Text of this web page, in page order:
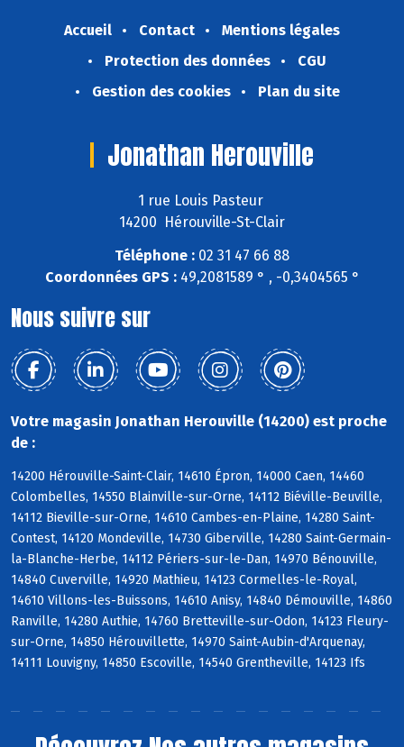
Accueil Contact
Mentions légales
Protection des données
CGU
Gestion des cookies
Plan du site
Jonathan Herouville
1 rue Louis Pasteur
14200 Hérouville-St-Clair
Téléphone : 02 31 47 66 88
Coordonnées GPS :49,2081589 ° , -0,3404565 °
Nous suivre sur
Votre magasin Jonathan Herouville (14200) est proche
de :
14200 Hérouville-Saint-Clair, 14610 Épron, 14000 Caen, 14460
Colombelles, 14550 Blainville-sur-Orne, 14112 Biéville-Beuville,
14112 Bieville-sur-Orne, 14610 Cambes-en-Plaine, 14280 Saint-
Contest, 14120 Mondeville, 14730 Giberville, 14280 Saint-Germain-
la-Blanche-Herbe, 14112 Périers-sur-le-Dan, 14970 Bénouville,
14840 Cuverville, 14920 Mathieu, 14123 Cormelles-le-Royal,
14610 Villons-les-Buissons, 14610 Anisy, 14840 Démouville, 14860
Ranville, 14280 Authie, 14760 Bretteville-sur-Odon, 14123 Fleury-
sur-Orne, 14850 Hérouvillette, 14970 Saint-Aubin-d'Arquenay,
14111 Louvigny, 14850 Escoville, 14540 Grentheville, 14123 Ifs